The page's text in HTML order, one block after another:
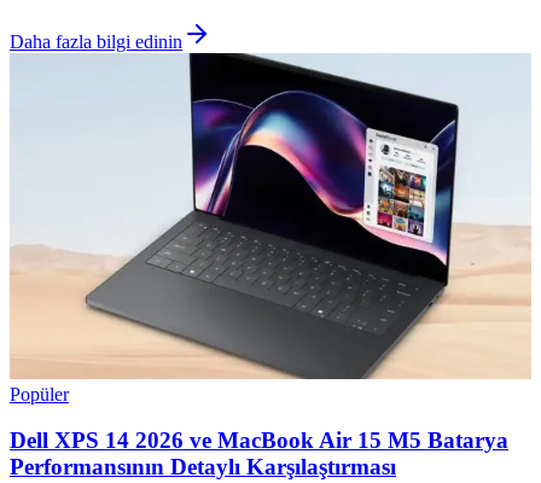
Daha fazla bilgi edinin
Popüler
Dell XPS 14 2026 ve MacBook Air 15 M5 Batarya
Performansının Detaylı Karşılaştırması